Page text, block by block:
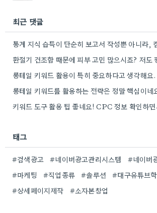
최근 댓글
태그
#검색광고 #네이버광고관리시스템 #네이버
#마케팅
#직업종류 #솔루션
#대구유튜브
#상세페이지제작
#소자본창업